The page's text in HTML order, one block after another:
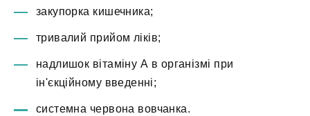
закупорка кишечника;
тривалий прийом ліків;
надлишок вітаміну А в організмі при
ін'єкційному введенні;
системна червона вовчанка.